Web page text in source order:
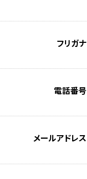
フリガナ
電話番号
メールアドレス